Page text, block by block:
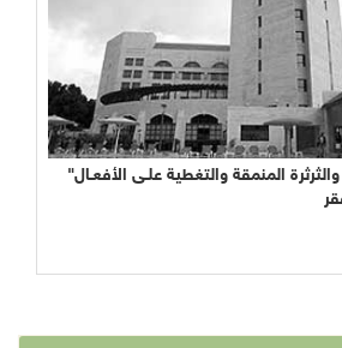
"التنمية" الاستعراضية والثرثرة المنمقة والتغطية علـى الأفعـال